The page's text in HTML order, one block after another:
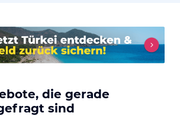
die gerade
sind